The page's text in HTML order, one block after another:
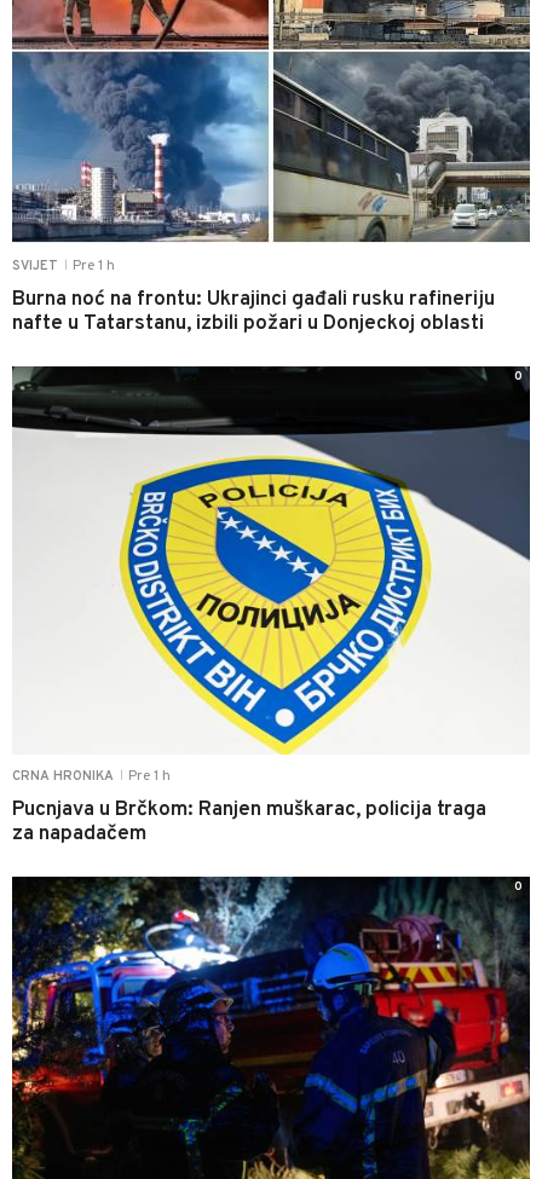
SVIJET Pre 1 h
Burna noć na frontu: Ukrajinci gađali rusku rafineriju
nafte u Tatarstanu, izbili požari u Donjeckoj oblasti
CRNA HRONIKA Pre 1 h
Pucnjava u Brčkom: Ranjen muškarac, policija traga
za napadačem
0
0